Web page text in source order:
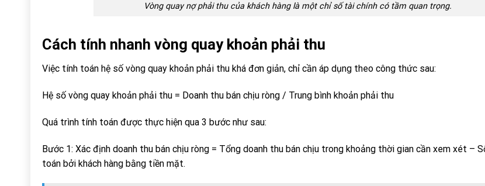
Vòng quay nợ phải thu của khách hàng là một chỉ số tài chính có tầm quan trọng.
Cách tính nhanh vòng quay khoản phải thu
Việc tính toán hệ số vòng quay khoản phải thu khá đơn giản, chỉ cần áp dụng theo công thức sau:
Hệ số vòng quay khoản phải thu = Doanh thu bán chịu ròng / Trung bình khoản phải thu
Quá trình tính toán được thực hiện qua 3 bước như sau:
Bước 1: Xác định doanh thu bán chịu ròng = Tổng doanh thu bán chịu trong khoảng thời gian cần xem xét –
toán bởi khách hàng bằng tiền mặt.